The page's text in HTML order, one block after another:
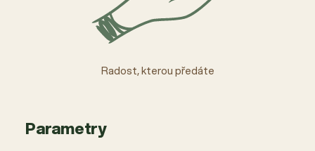
Radost, kterou předáte
Parametry